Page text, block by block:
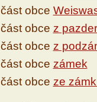
část obce
část obce z
část obce z
část obce zámek
část obce ze